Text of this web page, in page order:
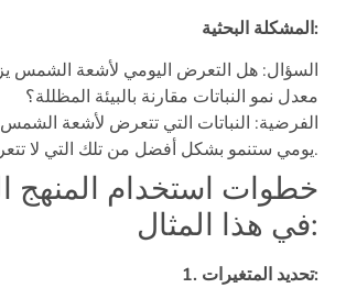
المشكلة البحثية:
السؤال: هل التعرض اليومي لأشعة الشمس
معدل نمو النباتات مقارنة بالبيئة المظللة؟
الفرضية: النباتات التي تتعرض لأشعة
يومي ستنمو بشكل أفضل من تلك التي لا تتعرض لها.
خطوات استخدام المنهج
في هذا المثال:
1. تحديد المتغيرات: